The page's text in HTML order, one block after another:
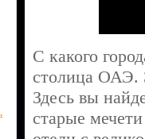
С какого
столица ОАЭ.
Здесь вы
старые